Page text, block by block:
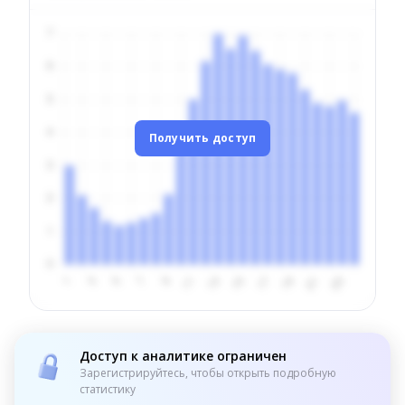
Получить доступ
Доступ к аналитике ограничен
Зарегистрируйтесь, чтобы открыть подробную
статистику